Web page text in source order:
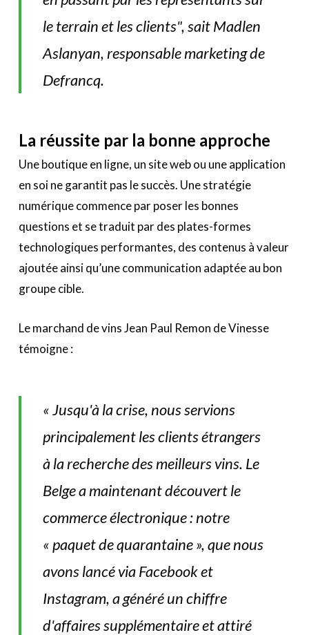
le terrain et les clients", sait Madlen
Aslanyan, responsable marketing de
Defrancq.
La réussite par la bonne approche
Une boutique en ligne, un site web ou une application
en soi ne garantit pas le succès. Une stratégie
numérique commence par poser les bonnes
questions et se traduit par des plates-formes
technologiques performantes, des contenus à valeur
ajoutée ainsi qu’une communication adaptée au bon
groupe cible.
Le marchand de vins Jean Paul Remon de Vinesse
témoigne :
« Jusqu'à la crise, nous servions
principalement les clients étrangers
à la recherche des meilleurs vins. Le
Belge a maintenant découvert le
commerce électronique : notre
« paquet de quarantaine », que nous
avons lancé via Facebook et
Instagram, a généré un chiffre
d'affaires supplémentaire et attiré